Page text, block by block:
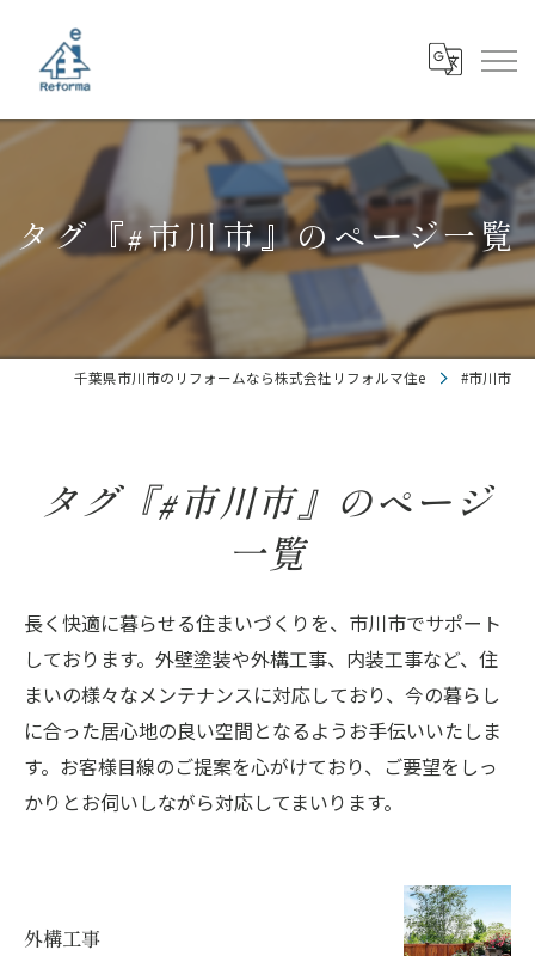
タグ『#市川市』のページ一覧
千葉県市川市のリフォームなら株式会社リフォルマ住e #市川市
タグ『#市川市』のページ
一覧
長く快適に暮らせる住まいづくりを、市川市でサポート
しております。外壁塗装や外構工事、内装工事など、住
まいの様々なメンテナンスに対応しており、今の暮らし
に合った居心地の良い空間となるようお手伝いいたしま
す。お客様目線のご提案を心がけており、ご要望をしっ
かりとお伺いしながら対応してまいります。
外構工事